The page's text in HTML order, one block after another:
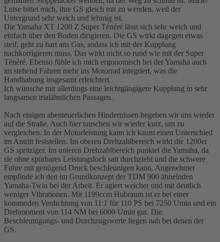
Luise bittet mich, ihre GS gleich mit zu wenden, weil der
Untergrund sehr weich und lehmig ist.
Die Yamaha XT 1200 Z Super Ténéré lässt sich sehr weich und
einfach über den Boden dirigieren. Die GS wirkt dagegen etwas
steif, geht zu hart ans Gas, sodass ich mit der Kupplung
nachkorrigieren muss. Das wirkt nicht so rund wie mit der Super
Ténéré. Ebenso fühle ich mich ergonomisch bei der Yamaha auch
im stehend Fahren mehr ins Motorrad integriert, was die
Handhabung insgesamt erleichtert.
Ich wünsche mir allerdings eine leichtgängigere Kupplung in sehr
langsamen trialähnlichen Passagen.
Nach einigen abenteuerlichen Hindernissen begeben wir uns wieder
auf die Straße. Auch hier tauschen wir wieder kurz, um zu
vergleichen. In der Motorleistung kann ich kaum einen Unterschied
im Antritt feststellen. Im oberen Drehzahlbereich wirkt die 1200er
GS spritziger. Im unteren Drehzahlbereich punktet die Yamaha, da
sie ohne spürbares Leistungsloch satt durchzieht und die schwere
Fuhre mit genügend Druck beschleunigen kann. Angenehmer
empfinde ich den im Grundkonzept der TDM 900 ähnelnden
Yamaha-Twin bei der Arbeit. Er agiert weicher und mit deutlich
weniger Vibrationen. Mit 1199ccm Hubraum ist er bei einer
kommoden Verdichtung von 11:1 für 110 PS bei 7250 Umin und ein
Drehmoment von 114 NM bei 6000 Umin gut. Die
Beschleunigungs- und Durchzugswerte liegen nah bei denen der
GS.